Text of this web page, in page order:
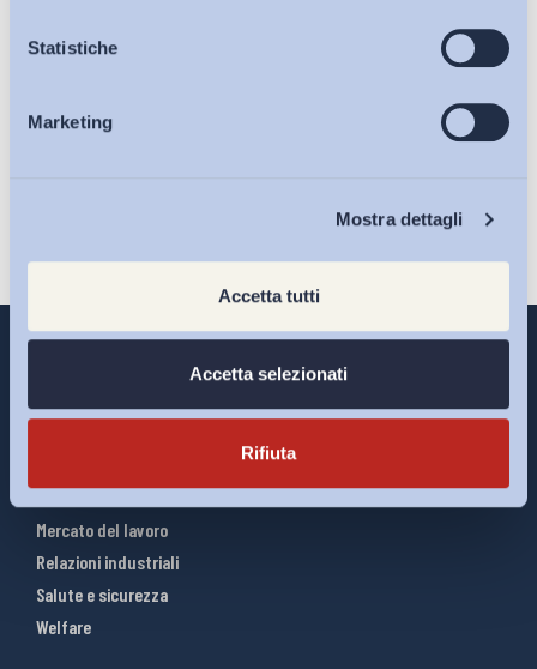
Statistiche
Marketing
Mostra dettagli
Accetta tutti
Accetta selezionati
Rifiuta
Osservatori
Eventi
Ho letto e Accetto il trattamento dei dati personali descritti
Riforme del lavoro
Mercato del lavoro
Relazioni industriali
Salute e sicurezza
Welfare